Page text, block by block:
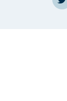
Twitter